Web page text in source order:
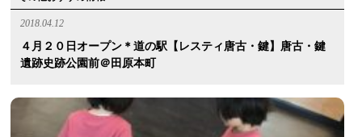
2018.04.12
４月２０日オープン＊道の駅【レスティ唐古・鍵】唐古・鍵
遺跡史跡公園前＠田原本町